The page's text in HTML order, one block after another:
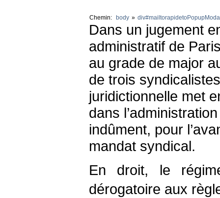
Chemin: body »
Dans un jugement
administratif de
au grade de major
de trois
juridictionnelle met
dans
indûment, pour
mandat syndical.
En droit, le
dérogatoire aux